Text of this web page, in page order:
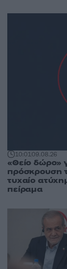
10:0109.08.26
«Θείο δώρο»
πρόσκρουση
τυχαίο
πείραμα